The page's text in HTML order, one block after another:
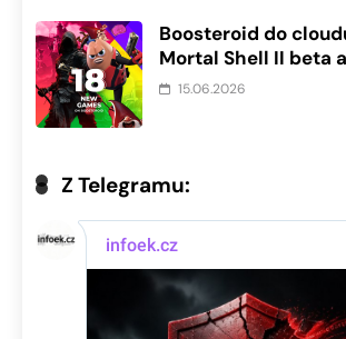
Boosteroid do
Mortal Shell II beta
15.06.2026
Z Telegramu: